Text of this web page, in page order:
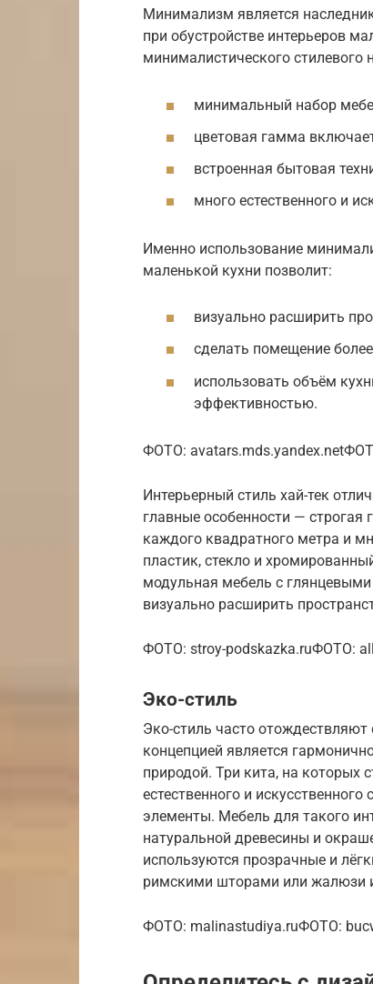
Минимализм является
при обустройстве интерьеров
минималистического стилевого
минимальный набор
цветовая гамма
встроенная бытовая
много естественного и
Именно использование
маленькой кухни позволит:
визуально расширить
сделать помещение
использовать объём
эффективностью.
ФОТО:
Интерьерный стиль хай-тек
главные особенности —
каждого квадратного метра и
пластик, стекло и
модульная мебель с
визуально расширить
ФОТО: stroy-podskazka.ruФОТО:
Эко-стиль
Эко-стиль часто
концепцией является
природой. Три кита, на которых
естественного и
элементы. Мебель для такого
натуральной древесины и
используются прозрачные и
римскими шторами или жалюзи
ФОТО: malinastudiya.ruФОТО: